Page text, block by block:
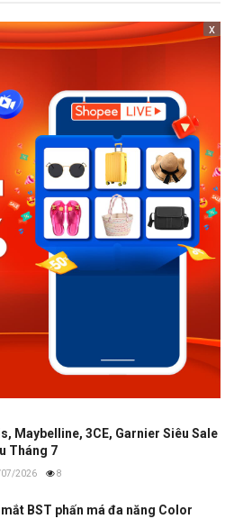
x
Maybelline, 3CE, Garnier Siêu Sale
Tháng 7
2026 8
BST phấn má đa năng Color